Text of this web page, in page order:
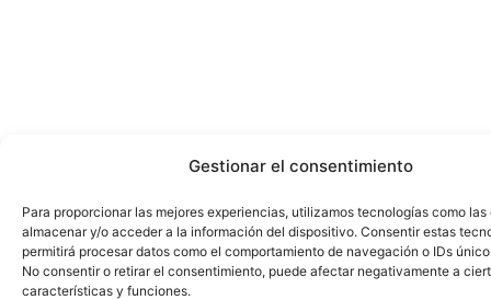
Gestionar el consentimiento
Para proporcionar las mejores experiencias, utilizamos tecnologías como
almacenar y/o acceder a la información del dispositivo. Consentir estas
permitirá procesar datos como el comportamiento de navegación o IDs
No consentir o retirar el consentimiento, puede afectar negativamente a
características y funciones.